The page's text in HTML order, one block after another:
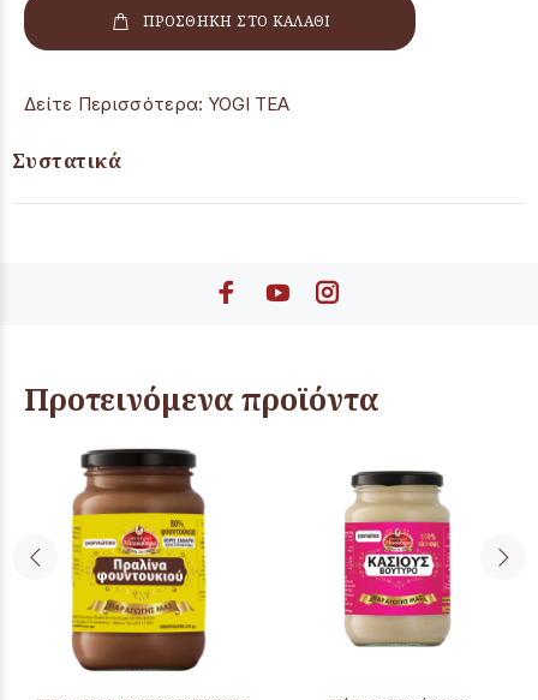
ΠΡΟΣΘΗΚΗ ΣΤΟ ΚΑΛΑΘΙ
Δείτε Περισσότερα: YOGI TEA
Συστατικά
Προτεινόμενα προϊόντα